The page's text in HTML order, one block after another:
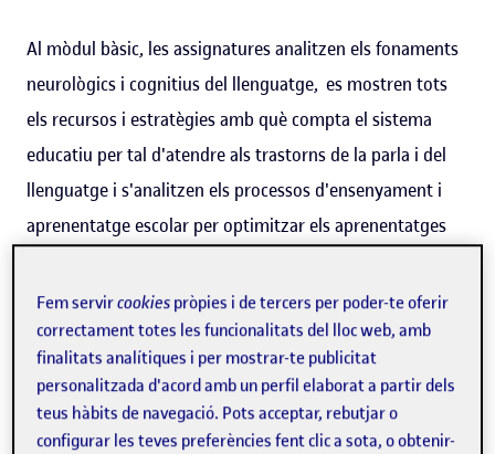
Al mòdul bàsic, les assignatures analitzen els fonaments
neurològics i cognitius del llenguatge, es mostren tots
els recursos i estratègies amb què compta el sistema
educatiu per tal d'atendre als trastorns de la parla i del
llenguatge i s'analitzen els processos d'ensenyament i
aprenentatge escolar per optimitzar els aprenentatges
Les assignatures de l'especialitat es concentren en
descriure els diferents trastorns del desenvolupament,
proporcionar les eines i estratègies per a la identificació i
intervenció dels trastorns del desenvolupament.
Fem servircookies pròpies i de tercers per poder-te oferir
correctament totes les funcionalitats del lloc web, amb
finalitats analítiques i per mostrar-te publicitat
personalitzada d'acord amb un perfil elaborat a partir dels
teus hàbits de navegació. Pots acceptar, rebutjar o
configurar les teves preferències fent clic a sota, o obtenir-